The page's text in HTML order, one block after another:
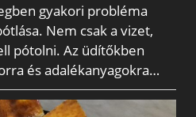
gyakori probléma
Nem csak a vizet,
pótolni. Az üdítőkben
és adalékanyagokra…